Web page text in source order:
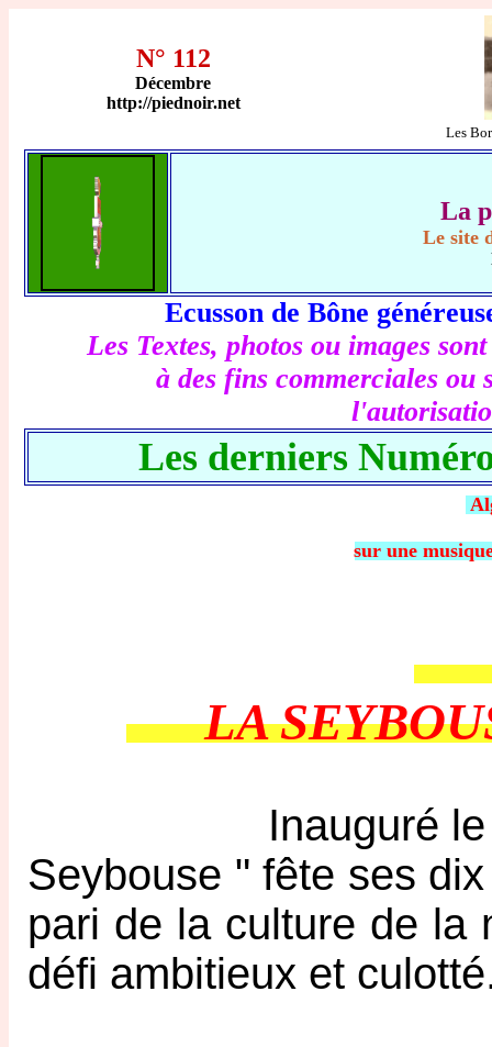
N° 112
Décembre
http://piednoir.net
Les
La
Le site
Ecusson de Bône
Les Textes, photos ou images
à des fins commerciales ou
Les derniers
sur une
LA
Inauguré le 1er
Seybouse " fête ses
pari de la culture de la
défi ambitieux et